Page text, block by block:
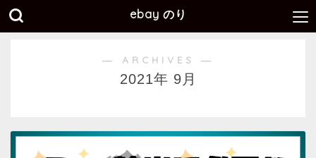
ebay のり
― ARCHIVES ―
2021年 9月